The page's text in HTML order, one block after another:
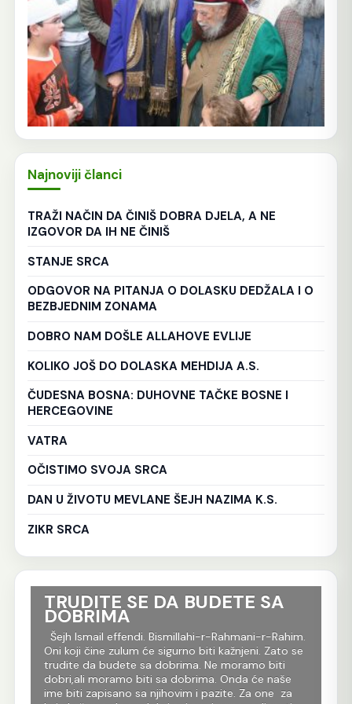
Najnoviji članci
TRAŽI NAČIN DA ČINIŠ DOBRA DJELA, A NE
IZGOVOR DA IH NE ČINIŠ
STANJE SRCA
ODGOVOR NA PITANJA O DOLASKU DEDŽALA I O
BEZBJEDNIM ZONAMA
DOBRO NAM DOŠLE ALLAHOVE EVLIJE
KOLIKO JOŠ DO DOLASKA MEHDIJA A.S.
ČUDESNA BOSNA: DUHOVNE TAČKE BOSNE I
HERCEGOVINE
VATRA
OČISTIMO SVOJA SRCA
DAN U ŽIVOTU MEVLANE ŠEJH NAZIMA K.S.
ZIKR SRCA
TRUDITE SE DA BUDETE SA
DOBRIMA
Šejh Ismail effendi. Bismillahi-r-Rahmani-r-Rahim.
Oni koji čine zulum će sigurno biti kažnjeni. Zato se
trudite da budete sa dobrima. Ne moramo biti
dobri,ali moramo biti sa dobrima. Onda će naše
ime biti zapisano sa njihovim i pazite. Za one za